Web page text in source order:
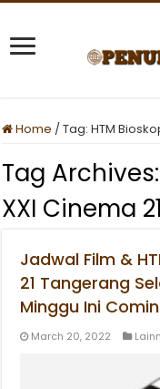
Home /Tag:HTM
Tag Archives:
XXI Cinema
Jadwal Film &
21 Tangerang
Minggu Ini
March 20, 2022